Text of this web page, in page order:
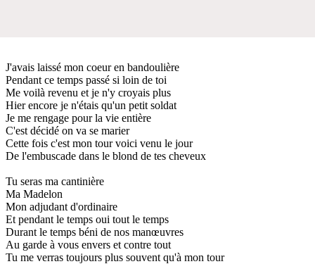
J'avais laissé mon coeur en bandoulière
Pendant ce temps passé si loin de toi
Me voilà revenu et je n'y croyais plus
Hier encore je n'étais qu'un petit soldat
Je me rengage pour la vie entière
C'est décidé on va se marier
Cette fois c'est mon tour voici venu le jour
De l'embuscade dans le blond de tes cheveux
Tu seras ma cantinière
Ma Madelon
Mon adjudant d'ordinaire
Et pendant le temps oui tout le temps
Durant le temps béni de nos manœuvres
Au garde à vous envers et contre tout
Tu me verras toujours plus souvent qu'à mon tour